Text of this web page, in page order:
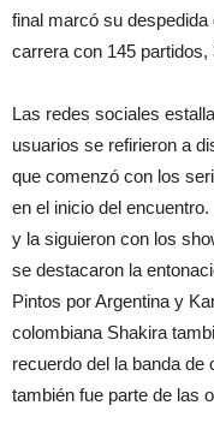
final marcó su
carrera con 145
Las redes sociales
usuarios se refirieron a
que comenzó con los
en el inicio del
y la siguieron con los
se destacaron la
Pintos por Argentina y
colombiana Shakira
recuerdo del la banda
también fue parte de las